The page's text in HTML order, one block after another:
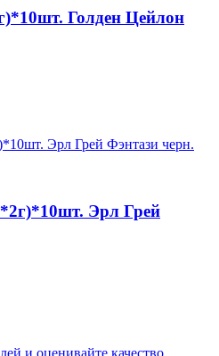
Голден Цейлон
Эрл Грей